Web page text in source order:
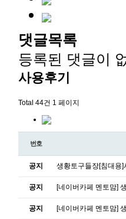
댓글목록
등록된 댓글이
사용후기
Total 44건 1 페이지
번호
공지 생황토구들장[침대용
공지 [네이버카페 멘토맘]
공지 [네이버카페 멘토맘]